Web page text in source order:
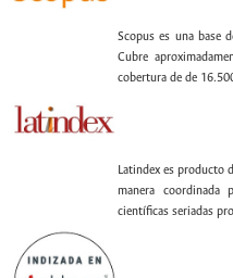
Scopus es una base
Cubre
cobertura de de
Latindex es producto
manera coordinada
científicas seriadas